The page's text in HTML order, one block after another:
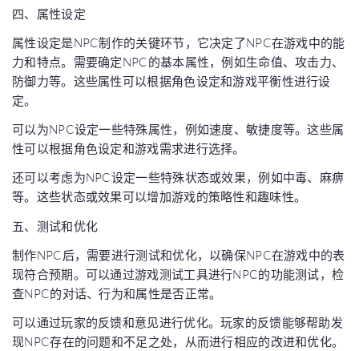
四、属性设定
属性设定是NPC制作的关键环节，它决定了NPC在游戏中的能
力和特点。需要确定NPC的基本属性，例如生命值、攻击力、
防御力等。这些属性可以根据角色设定和游戏平衡性进行设
定。
可以为NPC设定一些特殊属性，例如速度、敏捷度等。这些属
性可以根据角色设定和游戏需求进行选择。
还可以考虑为NPC设定一些特殊状态或效果，例如中毒、麻痹
等。这些状态或效果可以增加游戏的策略性和趣味性。
五、测试和优化
制作NPC后，需要进行测试和优化，以确保NPC在游戏中的表
现符合预期。可以通过游戏测试工具进行NPC的功能测试，检
查NPC的对话、行为和属性是否正常。
可以通过玩家的反馈和意见进行优化。玩家的反馈能够帮助发
现NPC存在的问题和不足之处，从而进行相应的改进和优化。